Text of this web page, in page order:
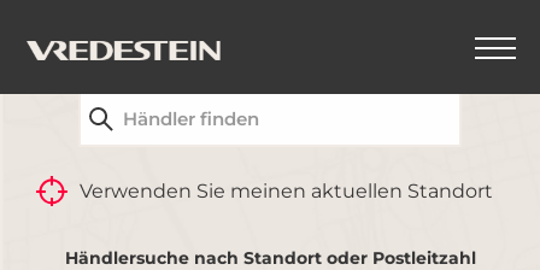
VREDESTEIN-HÄNDLER
Verwenden Sie meinen aktuellen Standort
Händlersuche nach Standort oder Postleitzahl
ZURÜCK
Reifen-Ratgeber